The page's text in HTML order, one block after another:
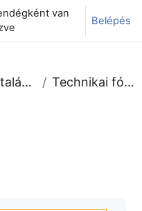
van
Belépés
Általános Technikai fórum